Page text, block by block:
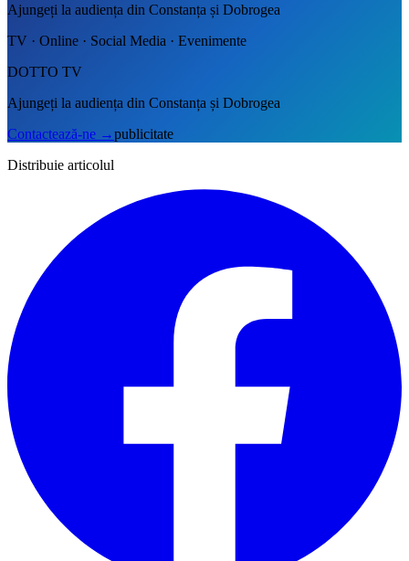
Ajungeți la audiența din Constanța și Dobrogea
TV · Online · Social Media · Evenimente
DOTTO TV
Ajungeți la audiența din Constanța și Dobrogea
Contactează-ne →publicitate
Distribuie articolul